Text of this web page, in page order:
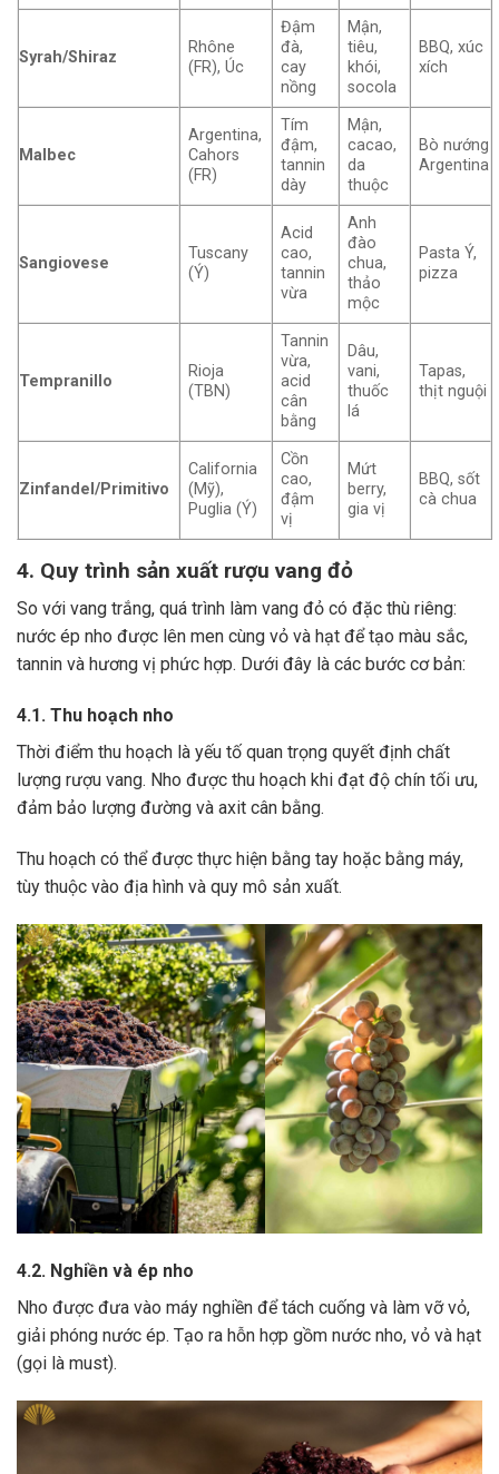
Syrah/Shiraz
Rhône
(FR), Úc
Đậm
đà,
cay
nồng
Mận,
tiêu,
khói,
socola
BBQ, xúc
xích
Malbec
Argentina,
Cahors
(FR)
Tím
đậm,
tannin
dày
Mận,
cacao,
da
thuộc
Bò nướng
Argentina
Sangiovese
Tuscany
(Ý)
Acid
cao,
tannin
vừa
Anh
đào
chua,
thảo
mộc
Pasta Ý,
pizza
Tempranillo
Rioja
(TBN)
Tannin
vừa,
acid
cân
bằng
Dâu,
vani,
thuốc
lá
Tapas,
thịt nguội
Zinfandel/Primitivo
California
(Mỹ),
Puglia (Ý)
Cồn
cao,
đậm
vị
Mứt
berry,
gia vị
BBQ, sốt
cà chua
4. Quy trình sản xuất rượu vang đỏ
So với vang trắng, quá trình làm vang đỏ có đặc thù riêng:
nước ép nho được lên men cùng vỏ và hạt để tạo màu sắc,
tannin và hương vị phức hợp. Dưới đây là các bước cơ bản:
4.1. Thu hoạch nho
Thời điểm thu hoạch là yếu tố quan trọng quyết định chất
lượng rượu vang. Nho được thu hoạch khi đạt độ chín tối ưu,
đảm bảo lượng đường và axit cân bằng.
Thu hoạch có thể được thực hiện bằng tay hoặc bằng máy,
tùy thuộc vào địa hình và quy mô sản xuất.
4.2. Nghiền và ép nho
Nho được đưa vào máy nghiền để tách cuống và làm vỡ vỏ,
giải phóng nước ép. Tạo ra hỗn hợp gồm nước nho, vỏ và hạt
(gọi là must).